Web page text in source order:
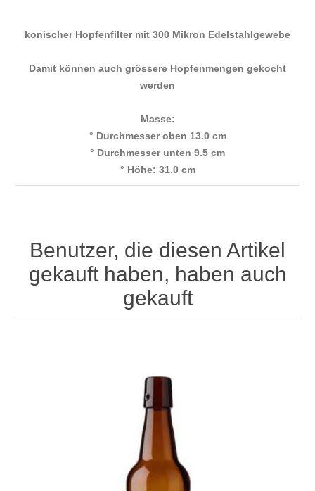
konischer Hopfenfilter mit 300 Mikron Edelstahlgewebe
Damit können auch grössere Hopfenmengen gekocht
werden
Masse:
° Durchmesser oben 13.0 cm
° Durchmesser unten 9.5 cm
° Höhe: 31.0 cm
Benutzer, die diesen Artikel
gekauft haben, haben auch
gekauft